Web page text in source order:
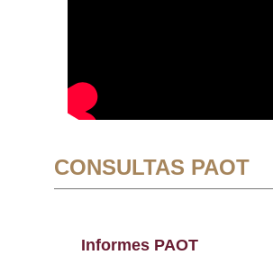
CONSULTAS PAOT
Informes PAOT